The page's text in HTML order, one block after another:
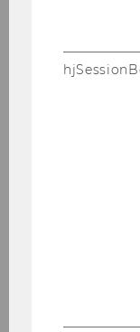
Praxis-
Workshop-
Workshop
Workshop
Workshop:
Workshop